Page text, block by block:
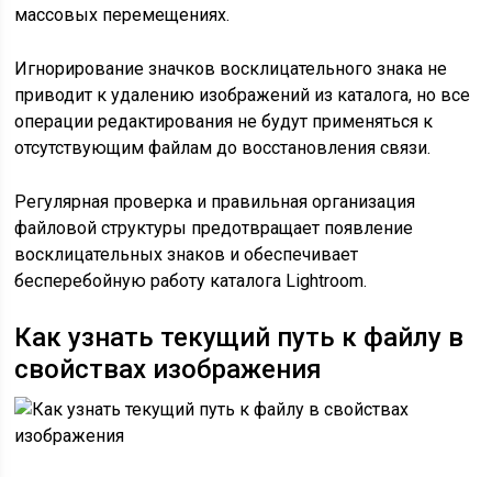
массовых перемещениях.
Игнорирование значков восклицательного знака не
приводит к удалению изображений из каталога, но все
операции редактирования не будут применяться к
отсутствующим файлам до восстановления связи.
Регулярная проверка и правильная организация
файловой структуры предотвращает появление
восклицательных знаков и обеспечивает
бесперебойную работу каталога Lightroom.
Как узнать текущий путь к файлу в
свойствах изображения